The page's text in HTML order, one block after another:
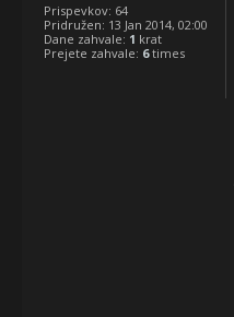
Prispevkov: 64
Pridružen: 13 Jan 2014, 02:00
Dane zahvale: 1 krat
Prejete zahvale: 6times